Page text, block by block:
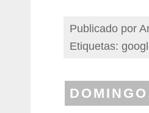
Publicado por
Etiquetas: